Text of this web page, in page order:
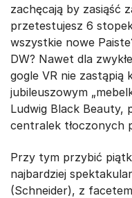
zachęcają by zasiąść
przetestujesz 6
wszystkie nowe
DW? Nawet dla
gogle VR nie
jubileuszowym
Ludwig Black Beauty,
centralek tłoczonych
Przy tym przybić
najbardziej
(Schneider), z